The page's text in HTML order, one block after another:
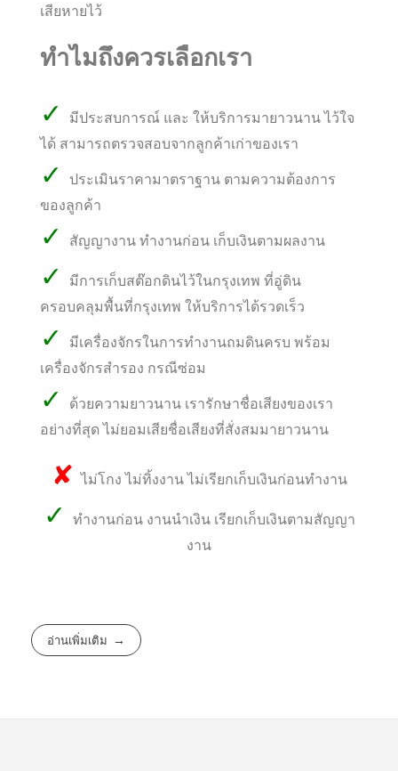
เสียหายไว้
ทำไมถึงควรเลือกเรา
✓
มีประสบการณ์ และ ให้บริการมายาวนาน ไว้ใจ
ได้ สามารถตรวจสอบจากลูกค้าเก่าของเรา
✓
ประเมินราคามาตราฐาน ตามความต้องการ
ของลูกค้า
✓ สัญญางาน ทำงานก่อน เก็บเงินตามผลงาน
✓
มีการเก็บสต๊อกดินไว้ในกรุงเทพ ที่อู่ดิน
ครอบคลุมพื้นที่กรุงเทพ ให้บริการได้รวดเร็ว
✓
มีเครื่องจักรในการทำงานถมดินครบ พร้อม
เครื่องจักรสำรอง กรณีซ่อม
✓
ด้วยความยาวนาน เรารักษาชื่อเสียงของเรา
อย่างที่สุด ไม่ยอมเสียชื่อเสียงที่สั่งสมมายาวนาน
✘ไม่โกง ไม่ทิ้งงาน ไม่เรียกเก็บเงินก่อนทำงาน
✓
ทำงานก่อน งานนำเงิน เรียกเก็บเงินตามสัญญา
งาน
อ่านเพิ่มเติม